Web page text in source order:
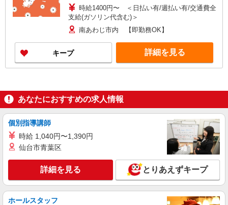
時給1400円〜 ＜日払い有/週払い有/交通費全
支給(ガソリン代含む)＞
南あわじ市内 【即勤務OK】
キープ 詳細を見る
あなたにおすすめの求人情報
個別指導講師
時給 1,040円〜1,390円
仙台市青葉区
詳細を見る とりあえずキープ
ホールスタッフ